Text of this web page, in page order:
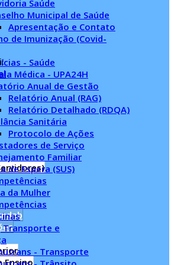
Saúde
Municipal de Saúde
Apresentação e Contato
de Imunização (Covid-
- Saúde
Médica - UPA24H
Anual de Gestão
Relatório Anual (RAG)
Relatório Detalhado (RDQA)
Sanitária
Protocolo de Ações
de Serviço
Familiar
de Espera (SUS)
da Mulher
Transporte e
- Transporte
Ensino